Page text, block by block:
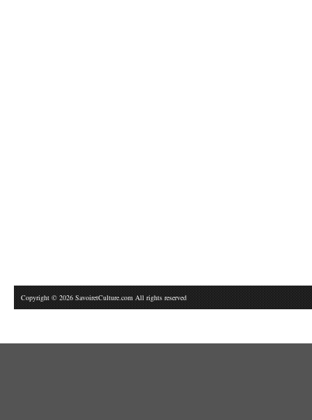
Copyright © 2026 SavoiretCulture.com All rights reserved